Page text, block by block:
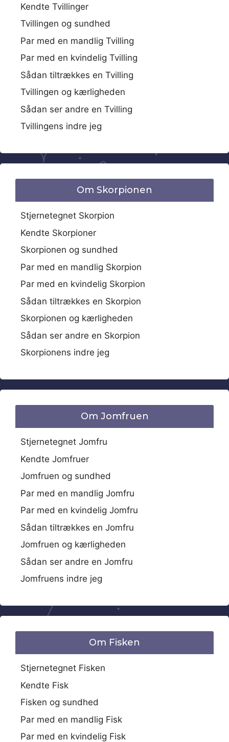
Kendte Tvillinger
Tvillingen og sundhed
Par med en mandlig Tvilling
Par med en kvindelig Tvilling
Sådan tiltrækkes en Tvilling
Tvillingen og kærligheden
Sådan ser andre en Tvilling
Tvillingens indre jeg
Om Skorpionen
Stjernetegnet Skorpion
Kendte Skorpioner
Skorpionen og sundhed
Par med en mandlig Skorpion
Par med en kvindelig Skorpion
Sådan tiltrækkes en Skorpion
Skorpionen og kærligheden
Sådan ser andre en Skorpion
Skorpionens indre jeg
Om Jomfruen
Stjernetegnet Jomfru
Kendte Jomfruer
Jomfruen og sundhed
Par med en mandlig Jomfru
Par med en kvindelig Jomfru
Sådan tiltrækkes en Jomfru
Jomfruen og kærligheden
Sådan ser andre en Jomfru
Jomfruens indre jeg
Om Fisken
Stjernetegnet Fisken
Kendte Fisk
Fisken og sundhed
Par med en mandlig Fisk
Par med en kvindelig Fisk